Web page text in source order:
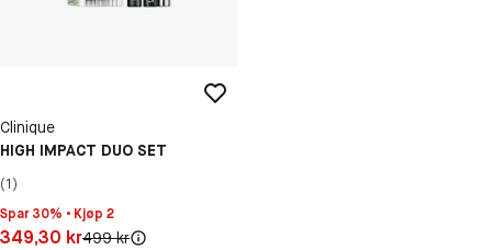
Clinique
HIGH IMPACT DUO SET
(1)
Spar 30% • Kjøp 2
Pris: 349,30 kr
349,30 krOriginal pris:
499 kr